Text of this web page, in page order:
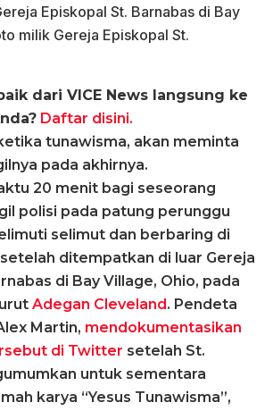
Episkopal St. Barnabas di Bay
milik Gereja Episkopal St.
dari VICE News langsung ke
Daftar disini.
tunawisma, akan meminta
pada akhirnya.
20 menit bagi seseorang
polisi pada patung perunggu
selimut dan berbaring di
ditempatkan di luar Gereja
di Bay Village, Ohio, pada
Adegan Cleveland . Pendeta
Martin, mendokumentasikan
di Twitter setelah St.
untuk sementara
karya “Yesus Tunawisma”,